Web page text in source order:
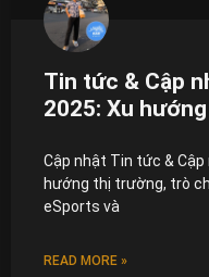
Tin tức & Cập
2025: Xu
Cập nhật Tin tức &
hướng thị trường, trò
eSports và
READ MORE »